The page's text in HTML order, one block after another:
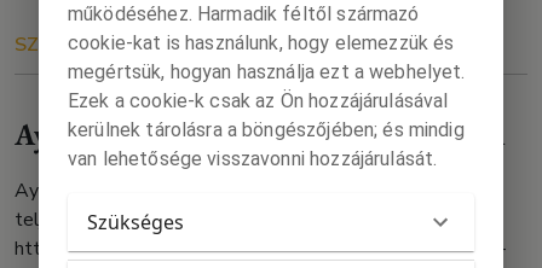
SZÖVEGTŐLÜNK 2026. 04. 21.
Ayhan Gökhan versei a SZIFONline-on
Ayhan Gökhan versei a SZIFONline-on jelentek meg, ahol
teljes terjedelemben olvashatók:
https://www.szifonline.hu/kolteszet/3128-ayhan-gokhan-
működéséhez. Harmadik féltől származó
cookie-kat is használunk, hogy elemezzük és
megértsük, hogyan használja ezt a webhelyet.
Ezek a cookie-k csak az Ön hozzájárulásával
kerülnek tárolásra a böngészőjében; és mindig
van lehetősége visszavonni hozzájárulását.
Szükséges